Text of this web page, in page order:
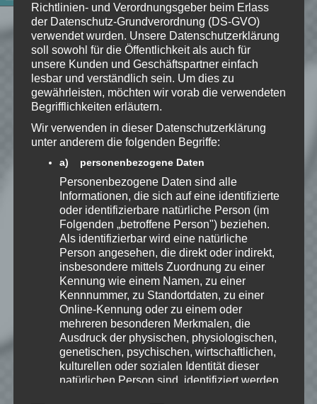
Website
*Ich habe die
Datenschutzerklärungzur
Kenntnis genommen. Ich stimme
zu, dass meine Angaben dauerhaft
gespeichert werden.
Benachrichtige mich über
nachfolgende Kommentare via E-
Mail.
Benachrichtige mich über neue
Beiträge via E-Mail.
EmKa
Ich bin leidenschaftlicher
Gamer und schaue mir
eigentlich alles Neue an.
Richtlinien- und Verordnungsgeber beim Erlass
der Datenschutz-Grundverordnung (DS-GVO)
verwendet wurden. Unsere Datenschutzerklärung
soll sowohl für die Öffentlichkeit als auch für
unsere Kunden und Geschäftspartner einfach
lesbar und verständlich sein. Um dies zu
gewährleisten, möchten wir vorab die verwendeten
Begrifflichkeiten erläutern.
Wir verwenden in dieser Datenschutzerklärung
unter anderem die folgenden Begriffe:
a) personenbezogene Daten
Personenbezogene Daten sind alle
Informationen, die sich auf eine identifizierte
oder identifizierbare natürliche Person (im
Folgenden „betroffene Person") beziehen.
Als identifizierbar wird eine natürliche
Person angesehen, die direkt oder indirekt,
insbesondere mittels Zuordnung zu einer
Kennung wie einem Namen, zu einer
Kennnummer, zu Standortdaten, zu einer
Online-Kennung oder zu einem oder
mehreren besonderen Merkmalen, die
Ausdruck der physischen, physiologischen,
genetischen, psychischen, wirtschaftlichen,
kulturellen oder sozialen Identität dieser
natürlichen Person sind, identifiziert werden